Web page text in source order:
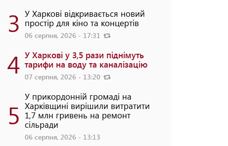
3 У Харкові відкривається новий
простір для кіно та концертів
06 серпня, 2026 - 17:31
4 У Харкові у 3,5 рази піднімуть
тарифи на воду та каналізацію
07 серпня, 2026 - 13:20
5
У прикордонній громаді на
Харківщині вирішили витратити
1,7 млн гривень на ремонт
сільради
06 серпня, 2026 - 13:13